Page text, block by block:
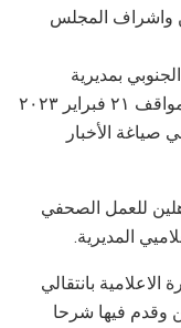
واشراف المجلس
بمديرية
جيشان محافظة أبين صباح اليوم الثلاثاء المواقف ٢١ فبراير ٢٠٢٣
صياغة الأخبار
للعمل الصحفي
المديرية.
الاعلامية بانتقالي
وقدم فيها شرحا